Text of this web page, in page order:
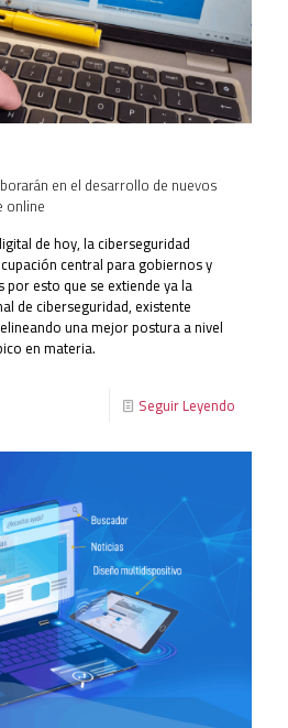
en el desarrollo de nuevos
online
de hoy, la ciberseguridad
central para gobiernos y
por esto que se extiende ya la
de ciberseguridad, existente
una mejor postura a nivel
en materia.
Seguir Leyendo